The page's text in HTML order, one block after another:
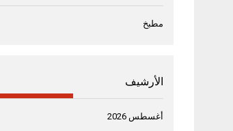
مطبخ
الأرشيف
أغسطس 2026